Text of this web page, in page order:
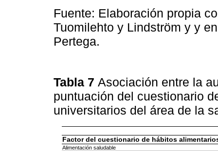
Fuente: Elaboración propia
Tuomilehto y Lindström y y
Pertega.
Tabla 7 Asociación entre la
puntuación del cuestionario
universitarios del área de la
Factor del cuestionario de hábitos
Alimentación saludable